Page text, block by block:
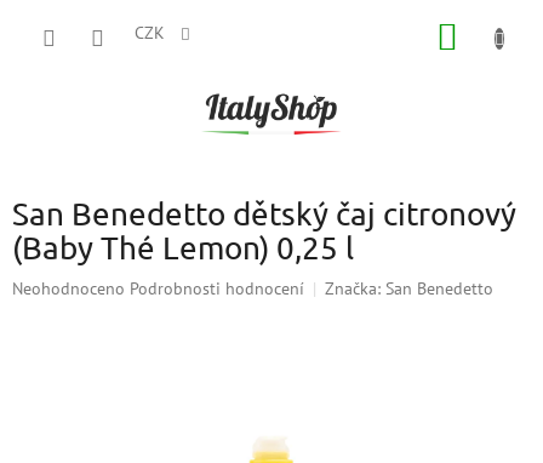
CZK
San Benedetto dětský čaj citronový
(Baby Thé Lemon) 0,25 l
Průměrné
Neohodnoceno Podrobnosti hodnocení Značka: San Benedetto